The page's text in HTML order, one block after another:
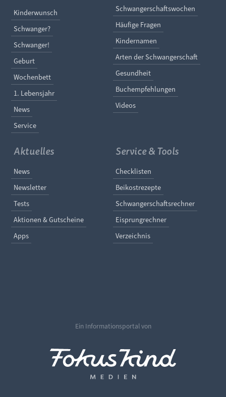
Navigation überspringen
Kinderwunsch
Schwanger?
Schwanger!
Geburt
Wochenbett
1. Lebensjahr
News
Service
Navigation
Schwangerschaftswochen
Häufige Fragen
Kindernamen
Arten der Schwangerschaft
Gesundheit
Buchempfehlungen
Videos
Aktuelles
Navigation überspringen
News
Newsletter
Tests
Aktionen & Gutscheine
Apps
Service & Tools
Navigation
Checklisten
Beikostrezepte
Schwangerschaftsrechner
Eisprungrechner
Verzeichnis
Ein Informationsportal von